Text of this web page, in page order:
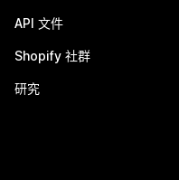
API 文件
Shopify 社群
研究